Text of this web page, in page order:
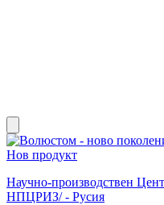
Нов продукт
Научно-производствен
НПЦРИЗ/ - Русия